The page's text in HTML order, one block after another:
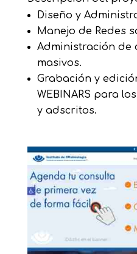
Diseño y
Manejo de Redes
Administración de
masivos.
Grabación y
WEBINARS para
y adscritos.